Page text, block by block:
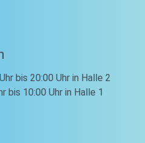
bis 20:00 Uhr in Halle 2
bis 10:00 Uhr in Halle 1